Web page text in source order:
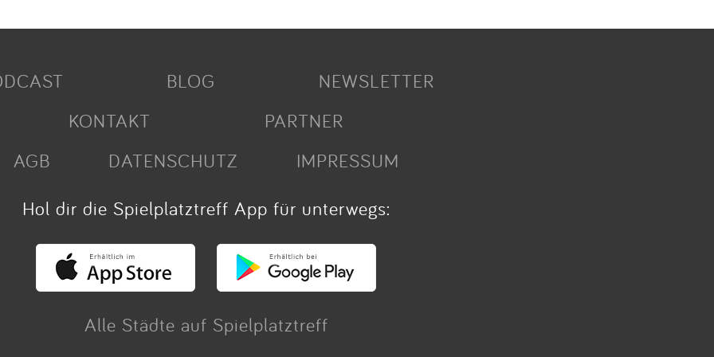
BLOG
NEWSLETTER
KONTAKT
PARTNER
AGB
DATENSCHUTZ
IMPRESSUM
Hol dir die Spielplatztreff App für unterwegs:
Alle Städte auf Spielplatztreff